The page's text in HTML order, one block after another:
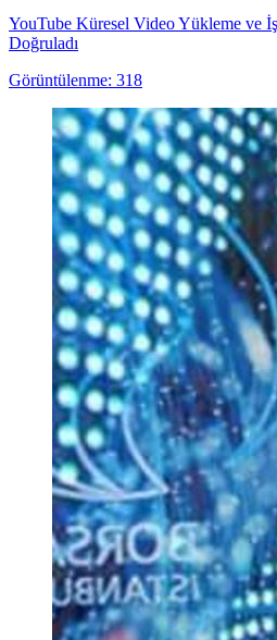
YouTube Küresel Video Yükleme ve
Doğruladı
Görüntülenme: 318